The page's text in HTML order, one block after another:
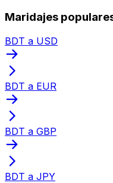
Maridajes
BDT a USD
BDT a EUR
BDT a GBP
BDT a JPY